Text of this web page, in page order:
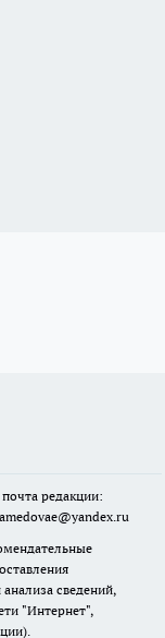
редакции:
сведений,
"Интернет",